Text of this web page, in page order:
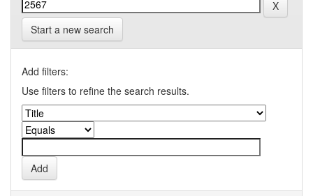
Start a new search
Add filters:
Use filters to refine the search results.